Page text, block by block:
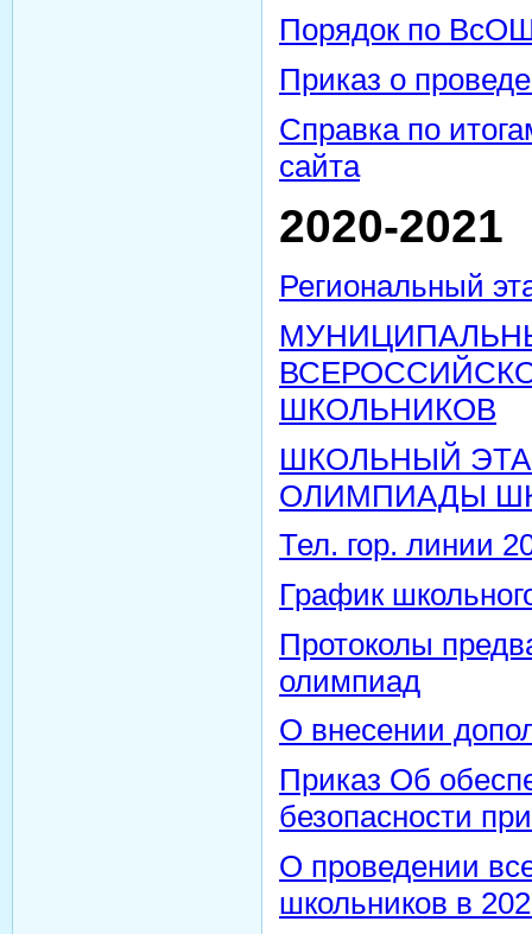
Порядок по
Приказ о
Справка по
сайта
2020-2021
Региональный
ШКОЛЬНИКОВ
ШКОЛЬНЫЙ
ОЛИМПИАДЫ
Тел. гор. линии
График
Протоколы
олимпиад
О внесении
Приказ Об
безопасности
О проведении
школьников в